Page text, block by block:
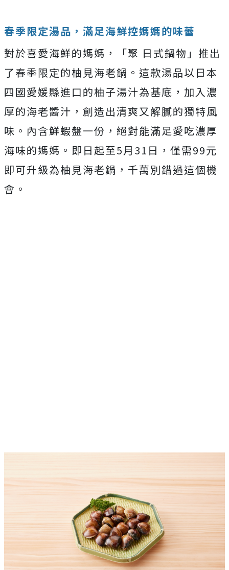
春季限定湯品，滿足海鮮控媽媽的味蕾
對於喜愛海鮮的媽媽，「聚 日式鍋物」推出
了春季限定的柚見海老鍋。這款湯品以日本
四國愛媛縣進口的柚子湯汁為基底，加入濃
厚的海老醬汁，創造出清爽又解膩的獨特風
味。內含鮮蝦盤一份，絕對能滿足愛吃濃厚
海味的媽媽。即日起至5月31日，僅需99元
即可升級為柚見海老鍋，千萬別錯過這個機
會。